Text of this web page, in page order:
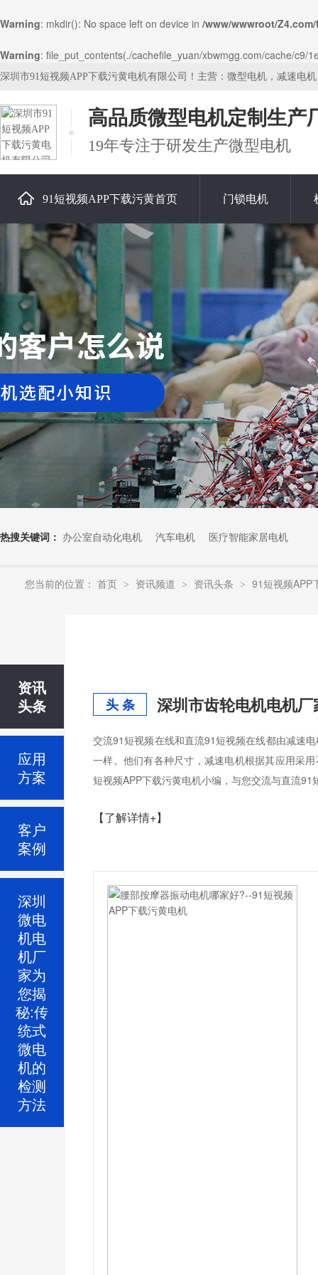
Warning: mkdir(): No space left on device in /www/wwwroot/
Warning: file_put_contents(./cachefile_yuan/xbwmgg.com/cache/
深圳市91短视频APP下载污黄电机有限公司！主营：微型电机，减速电
高品质微型电机定制生产
19年专注于研发生产微型电机
91短视频APP下载污黄首页 门锁电机
关于91短视频APP下载污黄
热搜关键词： 办公室自动化电机 汽车电机 医疗智能家居电机
您当前的位置： 首页 > 资讯频道 > 资讯头条 > 91短视频APP
头 条 深圳市齿轮电机电机
交流91短视频在线和直流91短视频在线都由减速
一样。他们有各种尺寸，减速电机根据其应用采
短视频APP下载污黄电机小编，与您交流与直流
【了解详情+】
资讯
头条
应用
方案
客户
案例
深圳
微电
机电
机厂
家为
您揭
秘:传
统式
微电
机的
检测
方法